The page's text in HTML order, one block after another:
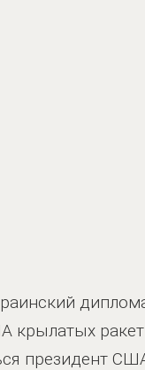
ракет
президент